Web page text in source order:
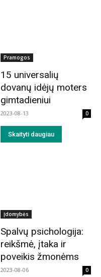
Pramogos
15 universalių
dovanų idėjų moters
gimtadieniui
2023-08-13 0
Skaityti daugiau
Įdomybės
Spalvų psichologija:
reikšmė, įtaka ir
poveikis žmonėms
2023-08-06 0